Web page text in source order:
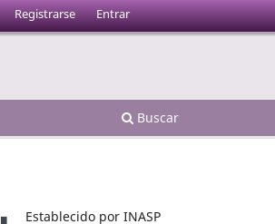
Buscar
Registrarse Entrar
Establecido por INASP